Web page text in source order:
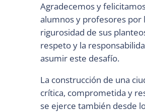
Agradecemos y
alumnos y profesores por
rigurosidad de sus
respeto y la
asumir este desafío.
La construcción de una
crítica, comprometida y
se ejerce también desde